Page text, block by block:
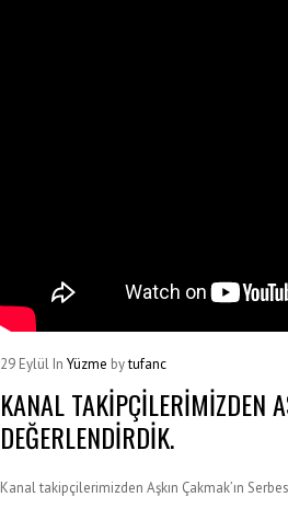
29 Eylül In Yüzme bytufanc
KANAL TAKIPÇILERIMIZDEN
DEĞERLENDIRDIK.
Kanal takipçilerimizden Aşkın Çakmak’ın